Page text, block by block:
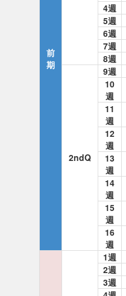
前
期
4週
5週
6週
7週
8週
2ndQ
9週
10
週
11
週
12
週
13
週
14
週
15
週
16
週
1週
2週
3週